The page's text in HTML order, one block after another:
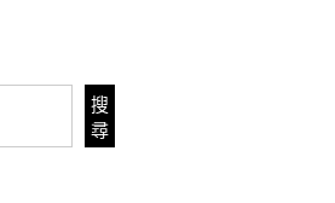
搜
尋